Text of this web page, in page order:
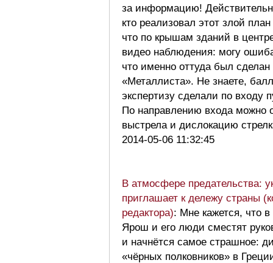
за информацию!
кто реализовал этот злой
что по крышам зданий в
видео наблюдения: могу
что именно оттуда был
«Металлиста». Не знаете,
экспертизу сделали по входу
По направлению входа можно
выстрела и дислокацию
2014-05-06 11:32:45
В атмосфере предательства:
приглашает к дележу страны
редактора): Мне кажется, что
Ярош и его люди сместят
и начнётся самое страшное:
«чёрных полковников» в